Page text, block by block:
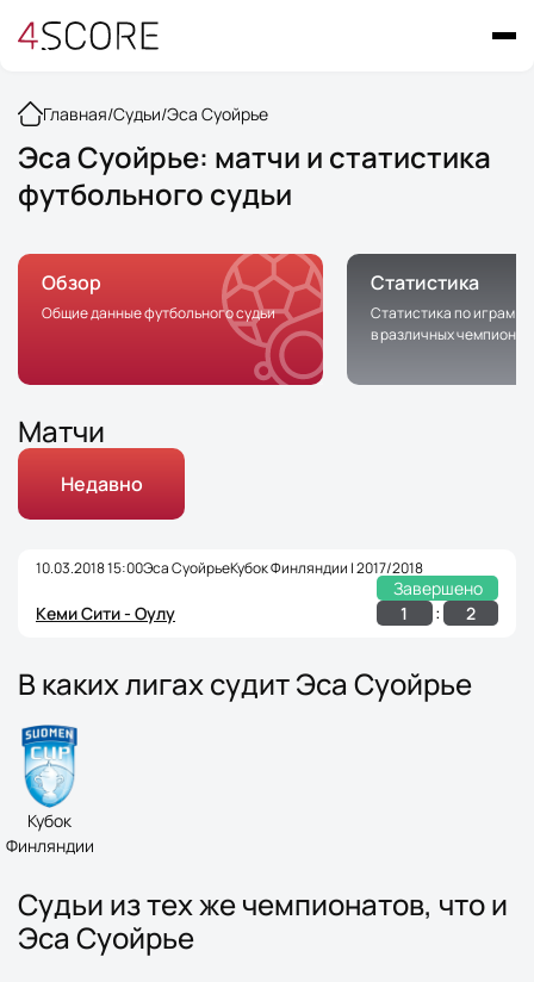
Главная/Судьи/Эса Суойрье
Эса Суойрье: матчи и статистика
футбольного судьи
Обзор
Общие данные футбольного судьи
Статистика
Статистика по играм с
в различных
Матчи
Недавно
10.03.2018 15:00Эса СуойрьеКубок Финляндии | 2017/2018
Завершено
Кеми Сити - Оулу
1 : 2
В каких лигах судит Эса Суойрье
Кубок
Финляндии
Судьи из тех же чемпионатов, что и
Эса Суойрье